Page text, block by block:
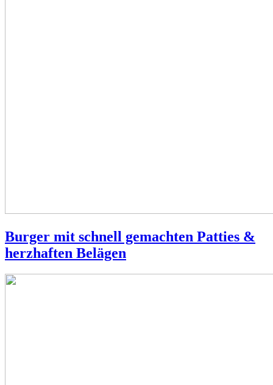
Burger mit schnell gemachten Patties &
herzhaften Belägen